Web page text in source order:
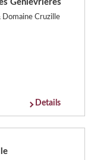
Genievrieres
Cruzille
Details